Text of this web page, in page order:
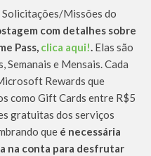
Missões do
com detalhes sobre
Pass, clica aqui!. Elas são
e Mensais. Cada
Rewards que
como Gift Cards entre R$5
gratuitas dos serviços
que é necessária
na conta para desfrutar